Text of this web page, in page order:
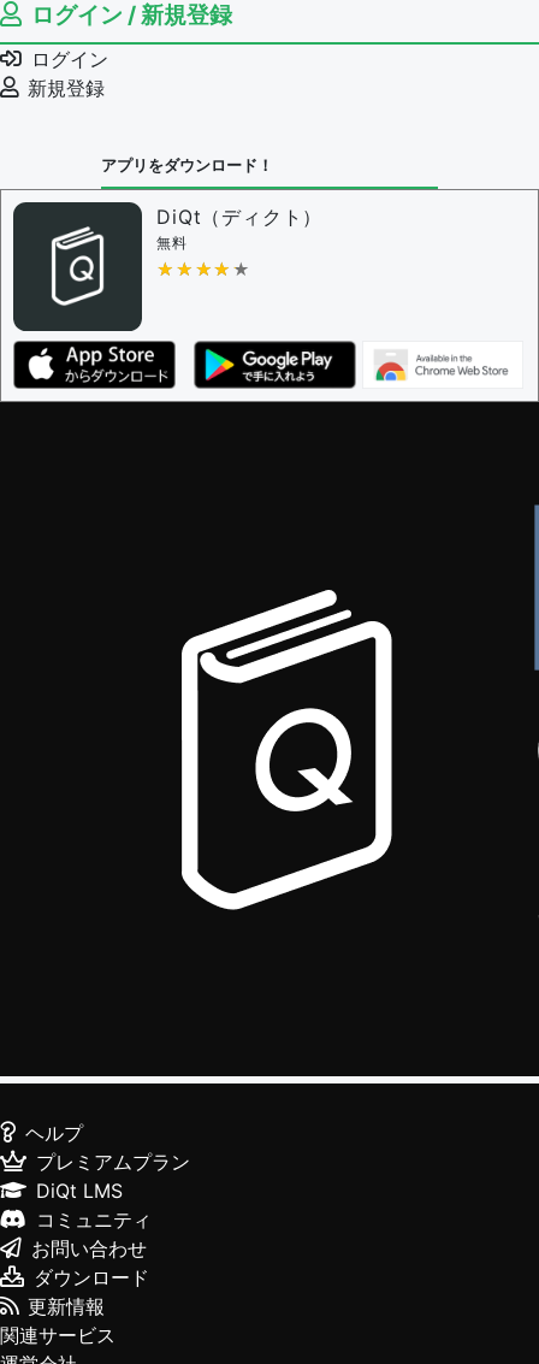
例文の編集権限を持つユーザー -
例文の削除を審査する
審査に対する投票権限を持つユーザー -
決定に必要な投票数 -
問題の編集権限を持つユーザー -すべてのユーザー
審査に対する投票権限を持つユーザー -
決定に必要な投票数 -
編集ガイドライン
ログイン / 新規登録
ログイン
新規登録
アプリをダウンロード！
DiQt（ディクト）
無料
★★★★★
★★★★★
ヘルプ
プレミアムプラン
DiQt LMS
コミュニティ
お問い合わせ
ダウンロード
更新情報
関連サービス